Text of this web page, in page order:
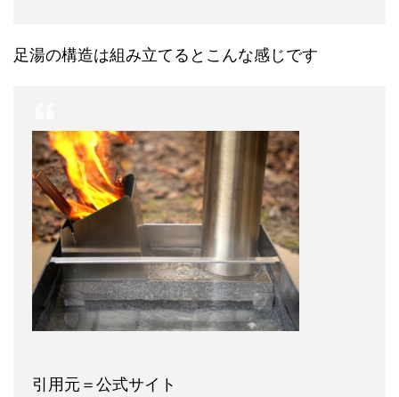
足湯の構造は組み立てるとこんな感じです
引用元＝公式サイト